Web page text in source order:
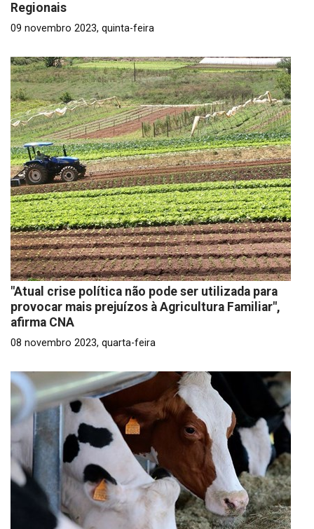
Regionais
09 novembro 2023, quinta-feira
"Atual crise política não pode ser utilizada para
provocar mais prejuízos à Agricultura Familiar",
afirma CNA
08 novembro 2023, quarta-feira